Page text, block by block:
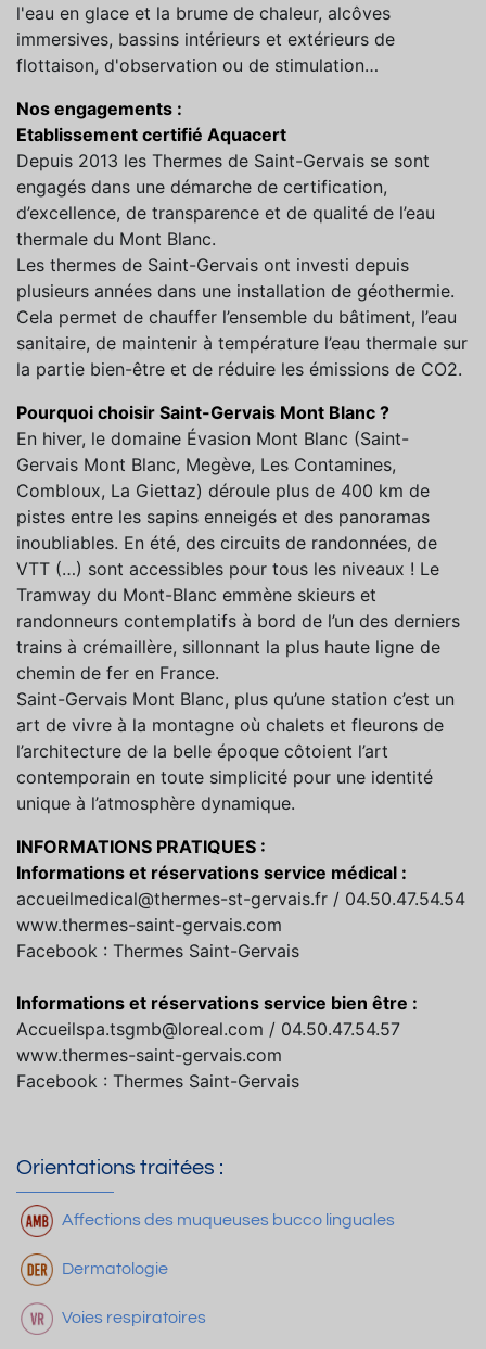
l'eau en glace et la brume de chaleur, alcôves
immersives, bassins intérieurs et extérieurs de
flottaison, d'observation ou de stimulation…
Nos engagements :
Etablissement certifié Aquacert
Depuis 2013 les Thermes de Saint-Gervais se sont
engagés dans une démarche de certification,
d’excellence, de transparence et de qualité de l’eau
thermale du Mont Blanc.
Les thermes de Saint-Gervais ont investi depuis
plusieurs années dans une installation de géothermie.
Cela permet de chauffer l’ensemble du bâtiment, l’eau
sanitaire, de maintenir à température l’eau thermale sur
la partie bien-être et de réduire les émissions de CO2.
Pourquoi choisir Saint-Gervais Mont Blanc ?
En hiver, le domaine Évasion Mont Blanc (Saint-
Gervais Mont Blanc, Megève, Les Contamines,
Combloux, La Giettaz) déroule plus de 400 km de
pistes entre les sapins enneigés et des panoramas
inoubliables. En été, des circuits de randonnées, de
VTT (…) sont accessibles pour tous les niveaux ! Le
Tramway du Mont-Blanc emmène skieurs et
randonneurs contemplatifs à bord de l’un des derniers
trains à crémaillère, sillonnant la plus haute ligne de
chemin de fer en France.
Saint-Gervais Mont Blanc, plus qu’une station c’est un
art de vivre à la montagne où chalets et fleurons de
l’architecture de la belle époque côtoient l’art
contemporain en toute simplicité pour une identité
unique à l’atmosphère dynamique.
INFORMATIONS PRATIQUES :
Informations et réservations service médical :
accueilmedical@thermes-st-gervais.fr / 04.50.47.54.54
www.thermes-saint-gervais.com
Facebook : Thermes Saint-Gervais
Informations et réservations service bien être :
Accueilspa.tsgmb@loreal.com / 04.50.47.54.57
www.thermes-saint-gervais.com
Facebook : Thermes Saint-Gervais
Orientations traitées :
Affections des muqueuses bucco linguales
Dermatologie
Voies respiratoires